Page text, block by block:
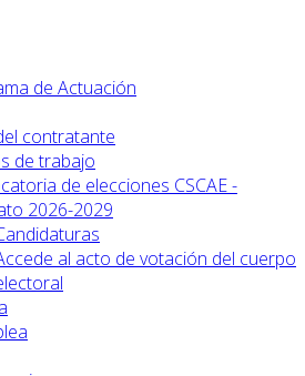
de Actuación
contratante
de trabajo
de elecciones CSCAE -
2026-2029
al acto de votación del cuerpo